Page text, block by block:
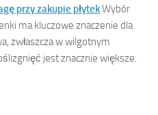
przy zakupie płytekWybór
ma kluczowe znaczenie dla
zwłaszcza w wilgotnym
jest znacznie większe.